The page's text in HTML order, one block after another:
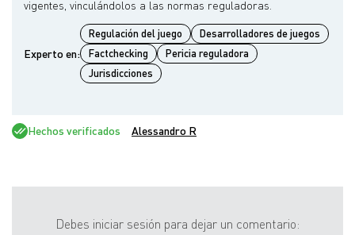
Experto en:
Regulación del juego
Desarrolladores de juegos
Factchecking
Pericia reguladora
Jurisdicciones
Hechos verificados Alessandro R
Debes iniciar sesión para dejar un comentario: